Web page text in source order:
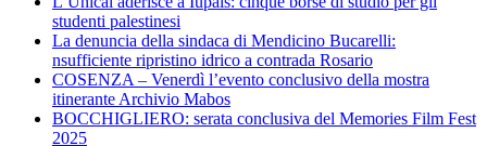
studenti palestinesi
La denuncia della sindaca di Mendicino Bucarelli:
nsufficiente ripristino idrico a contrada Rosario
COSENZA – Venerdì l’evento conclusivo della mostra
itinerante Archivio Mabos
BOCCHIGLIERO: serata conclusiva del Memories Film Fest
2025